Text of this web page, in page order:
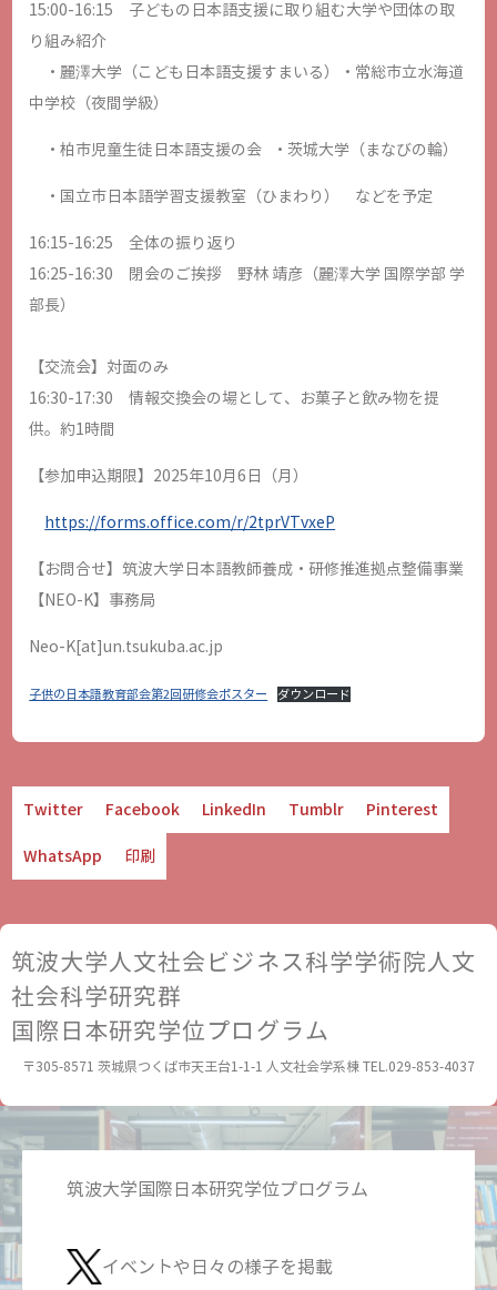
筑波大学人文社会ビジネス科学学術院人文
社会科学研究群
国際日本研究学位プログラム
〒305-8571 茨城県つくば市天王台1-1-1 人文社会学系棟 TEL.029-853-4037
15:00-16:15 子どもの日本語支援に取り組む大学や団体の取
り組み紹介
・麗澤大学（こども日本語支援すまいる）・常総市立水海道
中学校（夜間学級）
・柏市児童生徒日本語支援の会 ・茨城大学（まなびの輪）
・国立市日本語学習支援教室（ひまわり） などを予定
16:15-16:25 全体の振り返り
16:25-16:30 閉会のご挨拶 野林 靖彦（麗澤大学 国際学部 学
部長）
【交流会】対面のみ
16:30-17:30 情報交換会の場として、お菓子と飲み物を提
供。約1時間
【参加申込期限】2025年10月6日（月）
https://forms.office.com/r/2tprVTvxeP
【お問合せ】筑波大学日本語教師養成・研修推進拠点整備事業
【NEO-K】事務局
Neo-K[at]un.tsukuba.ac.jp
子供の日本語教育部会第2回研修会ポスター ダウンロード
Twitter Facebook LinkedIn Tumblr Pinterest
WhatsApp 印刷
筑波大学国際日本研究学位プログラム
イベントや日々の様子を掲載